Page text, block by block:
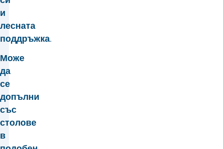
и
лесната
поддръжка.
Може
да
се
допълни
със
столове
в